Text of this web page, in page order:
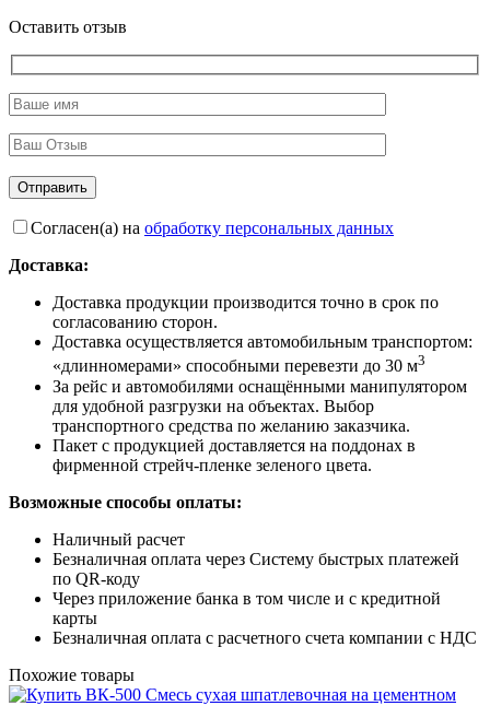
Оставить отзыв
Согласен(а) на обработку персональных данных
Доставка:
Доставка продукции производится точно в срок по
согласованию сторон.
Доставка осуществляется автомобильным транспортом:
«длинномерами» способными перевезти до 30 м3
За рейс и автомобилями оснащёнными манипулятором
для удобной разгрузки на объектах. Выбор
транспортного средства по желанию заказчика.
Пакет с продукцией доставляется на поддонах в
фирменной стрейч-пленке зеленого цвета.
Возможные способы оплаты:
Наличный расчет
Безналичная оплата через Систему быстрых платежей
по QR-коду
Через приложение банка в том числе и с кредитной
карты
Безналичная оплата с расчетного счета компании с НДС
Похожие товары